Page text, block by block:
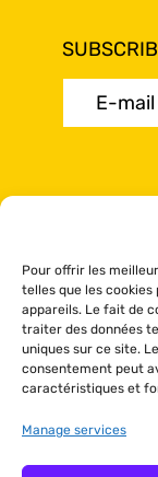
Pour offrir les
telles que les
appareils. Le fait de
traiter des données
uniques sur ce site.
consentement peut
caractéristiques et
Manage services
mail
© Sea
Booking
policy
Visual